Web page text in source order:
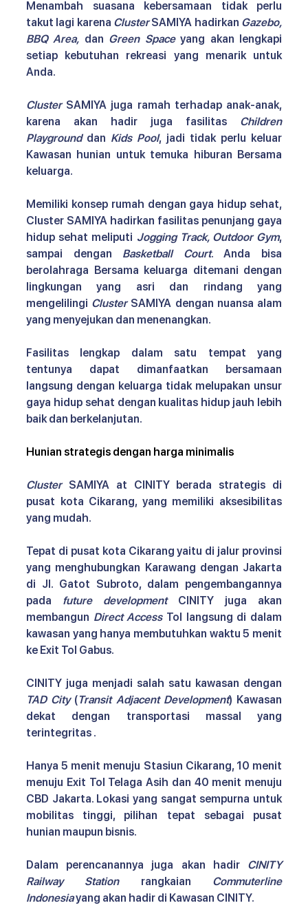
Menambah suasana kebersamaan tidak perlu
takut lagi karena Cluster SAMIYA hadirkan Gazebo,
BBQ Area, dan Green Space yang akan lengkapi
setiap kebutuhan rekreasi yang menarik untuk
Anda.
Cluster SAMIYA juga ramah terhadap anak-anak,
karena akan hadir juga fasilitas Children
Playground dan Kids Pool, jadi tidak perlu keluar
Kawasan hunian untuk temuka hiburan Bersama
keluarga.
Memiliki konsep rumah dengan gaya hidup sehat,
Cluster SAMIYA hadirkan fasilitas penunjang gaya
hidup sehat meliputi Jogging Track, Outdoor Gym,
sampai dengan Basketball Court. Anda bisa
berolahraga Bersama keluarga ditemani dengan
lingkungan yang asri dan rindang yang
mengelilingi Cluster SAMIYA dengan nuansa alam
yang menyejukan dan menenangkan.
Fasilitas lengkap dalam satu tempat yang
tentunya dapat dimanfaatkan bersamaan
langsung dengan keluarga tidak melupakan unsur
gaya hidup sehat dengan kualitas hidup jauh lebih
baik dan berkelanjutan.
Hunian strategis dengan harga minimalis
Cluster SAMIYA at CINITY berada strategis di
pusat kota Cikarang, yang memiliki aksesibilitas
yang mudah.
Tepat di pusat kota Cikarang yaitu di jalur provinsi
yang menghubungkan Karawang dengan Jakarta
di Jl. Gatot Subroto, dalam pengembangannya
pada future development CINITY juga akan
membangun Direct Access Tol langsung di dalam
kawasan yang hanya membutuhkan waktu 5 menit
ke Exit Tol Gabus.
TAD City (Transit Adjacent Development) Kawasan
dekat dengan transportasi massal yang
terintegritas .
Hanya 5 menit menuju Stasiun Cikarang, 10 menit
menuju Exit Tol Telaga Asih dan 40 menit menuju
CBD Jakarta. Lokasi yang sangat sempurna untuk
mobilitas tinggi, pilihan tepat sebagai pusat
hunian maupun bisnis.
Dalam perencanannya juga akan hadir CINITY
Railway Station rangkaian Commuterline
Indonesia yang akan hadir di Kawasan CINITY.